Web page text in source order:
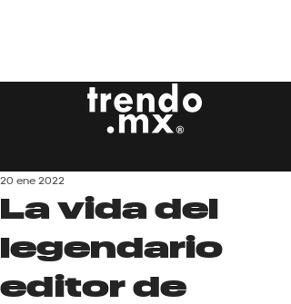
La vida del
legendario
editor de
20 ene 2022